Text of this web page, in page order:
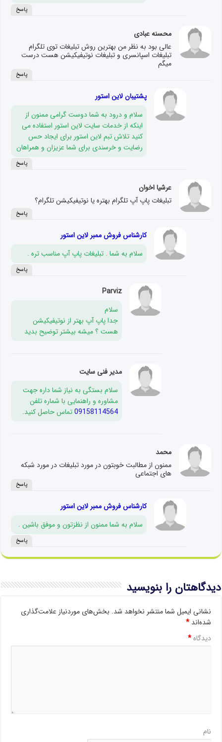
پاسخ
محسنه عبادی
عالی بود به نظر من بهترین روش تبلیغات توی تلگرام
تبلیغات اسپانسری و تبلیغات نوتیفیکیشن هست درست
میگم
پاسخ
پشتیبان لاین استور
سلام و درود به شما دوست گرامی ممنون از
اینکه از خدمات سایت لاین استور استفاده می
کنید تلاش تبم لاین استور برای ایجاد حس
رضایت و خرسندی برای شما عزیزان و همراهان
پاسخ
عرشیا اخوان
تبلیغات پاپ آپ تلگرام بهتره یا نوتیفیکیشن تلگرام؟
پاسخ
کارشناس فروش ممبر لاین استور
سلام به شما . تبلیغات پاپ آپ مناسب تره .
پاسخ
Parviz
سلام
جدا پاپ آپ بهتر از نوتیفیکیشن
هست ؟ میشه بیشتر توضیح بدید
مدیر فنی سایت
سلام بستگی به نیاز شما داره جهت
مشاوره و راهنمایی با شماره تلفن
09158114564تماس حاصل کنید.
محمد
ممنون از مطالبت خوبتون در مورد تبلیغات در مورد شبکه
های اجتماعی
پاسخ
کارشناس فروش ممبر لاین استور
سلام به شما ممنون از نظزتون و موفق باشین .
پاسخ
دیدگاهتان را بنویسید
نشانی ایمیل شما منتشر نخواهد شد. بخش‌های موردنیاز علامت‌گذاری
شده‌اند*
دیدگاه*
نام